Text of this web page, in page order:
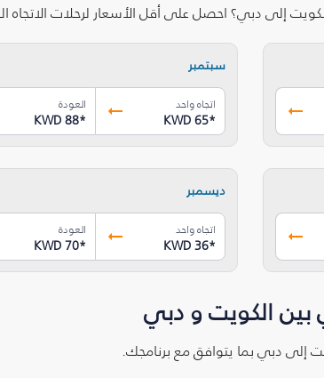
إلى دبي؟ احصل على أقل الأسعار لرحلات الاتجاه
سبتمبر
اتجاه واحد
KWD 65*
العودة
KWD 88*
ديسمبر
اتجاه واحد
KWD 36*
العودة
KWD 70*
بين الكويت و دبي
إلى دبي بما يتوافق مع برنامجك.